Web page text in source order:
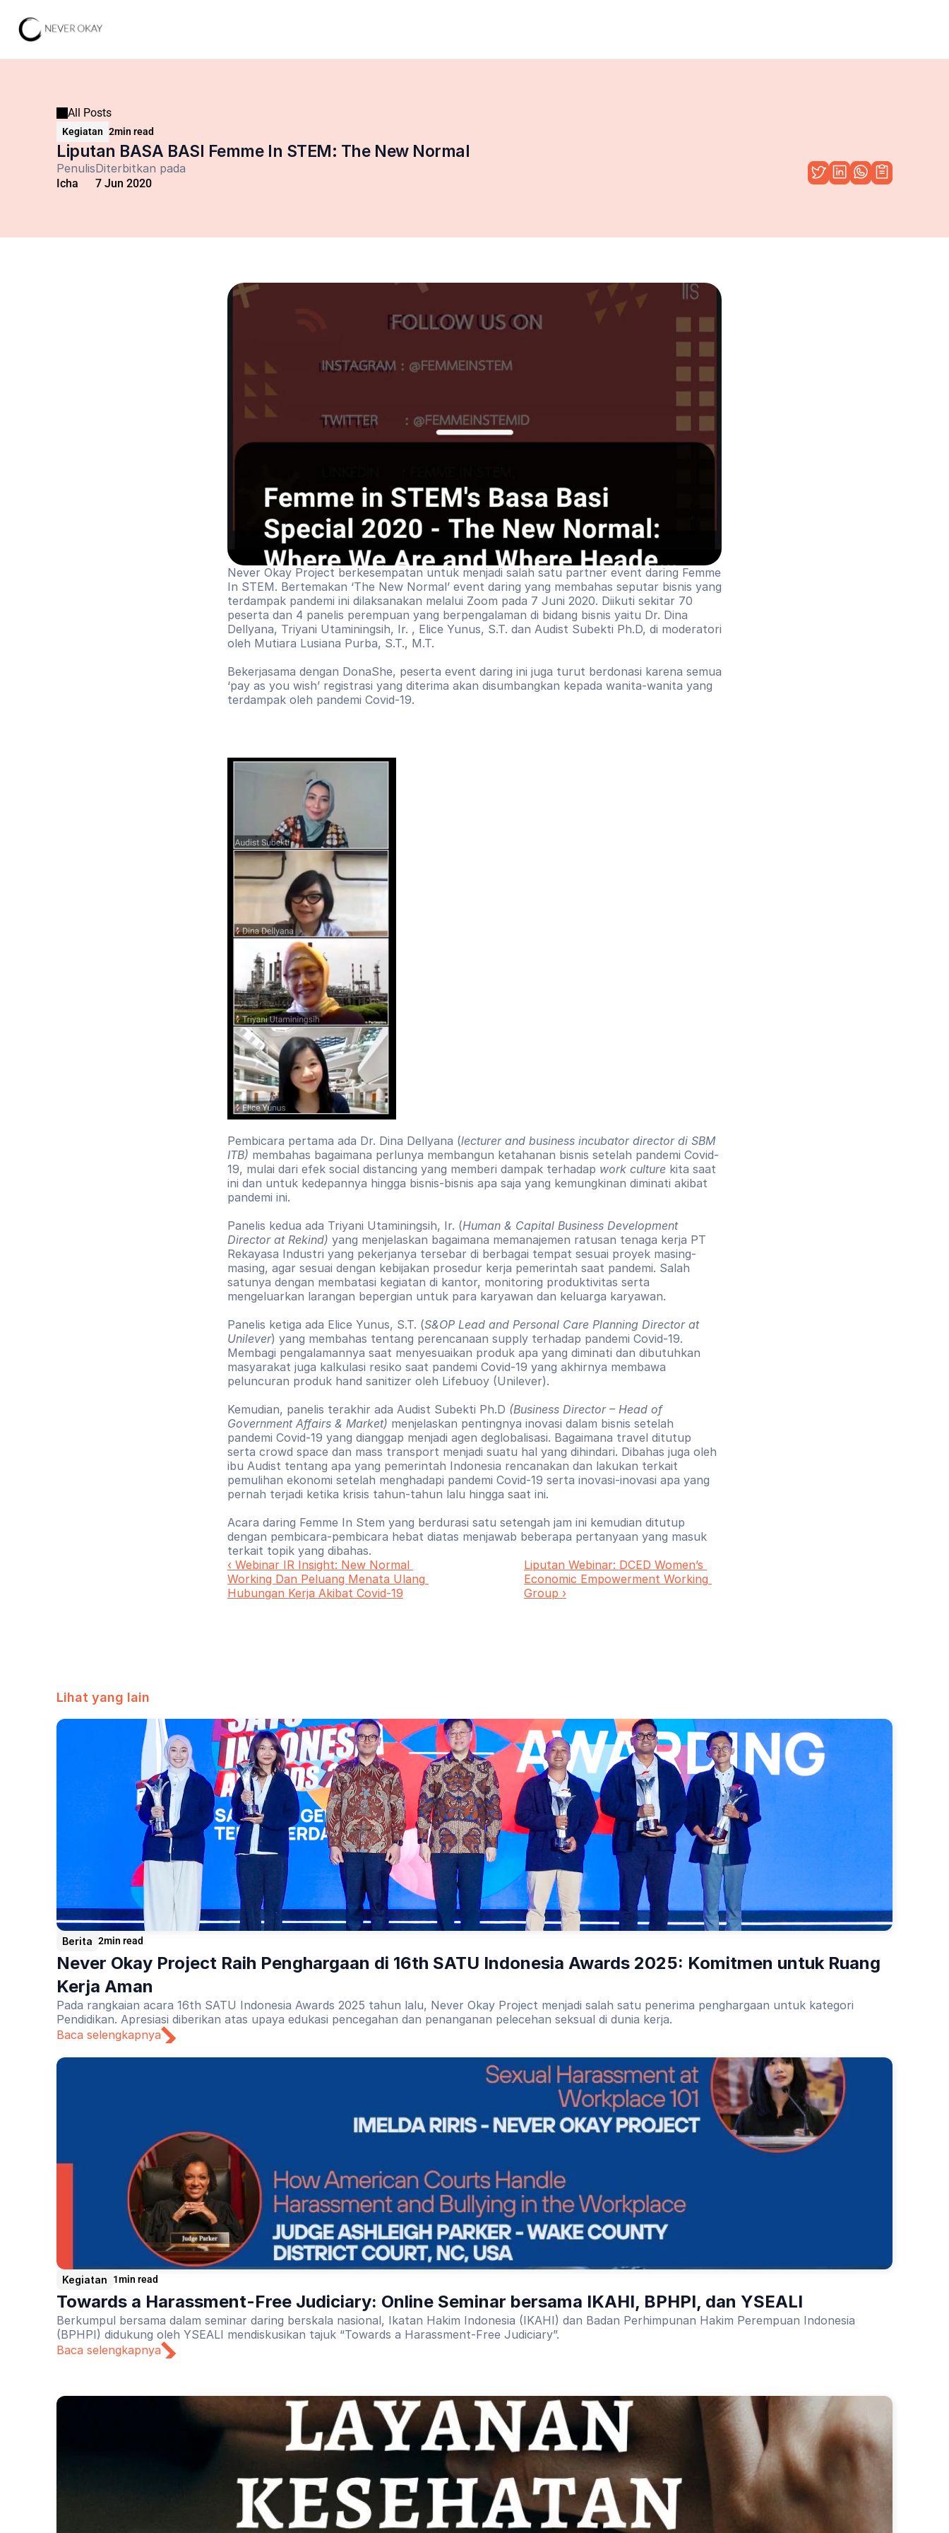
All Posts
Kegiatan 2min read
Liputan BASA BASI Femme In STEM: The New Normal
Penulis
Icha
Diterbitkan pada
7 Jun 2020
Never Okay Project berkesempatan untuk menjadi salah satu partner event daring Femme
In STEM. Bertemakan ‘The New Normal’ event daring yang membahas seputar bisnis yang
terdampak pandemi ini dilaksanakan melalui Zoom pada 7 Juni 2020. Diikuti sekitar 70
peserta dan 4 panelis perempuan yang berpengalaman di bidang bisnis yaitu Dr. Dina
Dellyana, Triyani Utaminingsih, Ir. , Elice Yunus, S.T. dan Audist Subekti Ph.D, di moderatori
oleh Mutiara Lusiana Purba, S.T., M.T.
Bekerjasama dengan DonaShe, peserta event daring ini juga turut berdonasi karena semua
‘pay as you wish’ registrasi yang diterima akan disumbangkan kepada wanita-wanita yang
terdampak oleh pandemi Covid-19.
Pembicara pertama ada Dr. Dina Dellyana (lecturer and business incubator director di SBM
ITB) membahas bagaimana perlunya membangun ketahanan bisnis setelah pandemi Covid-
19, mulai dari efek social distancing yang memberi dampak terhadap work culture kita saat
ini dan untuk kedepannya hingga bisnis-bisnis apa saja yang kemungkinan diminati akibat
pandemi ini.
Panelis kedua ada Triyani Utaminingsih, Ir. (Human & Capital Business Development
Director at Rekind) yang menjelaskan bagaimana memanajemen ratusan tenaga kerja PT
Rekayasa Industri yang pekerjanya tersebar di berbagai tempat sesuai proyek masing-
masing, agar sesuai dengan kebijakan prosedur kerja pemerintah saat pandemi. Salah
satunya dengan membatasi kegiatan di kantor, monitoring produktivitas serta
mengeluarkan larangan bepergian untuk para karyawan dan keluarga karyawan.
Panelis ketiga ada Elice Yunus, S.T. (S&OP Lead and Personal Care Planning Director at
Unilever) yang membahas tentang perencanaan supply terhadap pandemi Covid-19.
Membagi pengalamannya saat menyesuaikan produk apa yang diminati dan dibutuhkan
masyarakat juga kalkulasi resiko saat pandemi Covid-19 yang akhirnya membawa
peluncuran produk hand sanitizer oleh Lifebuoy (Unilever).
Kemudian, panelis terakhir ada Audist Subekti Ph.D (Business Director – Head of
Government Affairs & Market) menjelaskan pentingnya inovasi dalam bisnis setelah
pandemi Covid-19 yang dianggap menjadi agen deglobalisasi. Bagaimana travel ditutup
serta crowd space dan mass transport menjadi suatu hal yang dihindari. Dibahas juga oleh
ibu Audist tentang apa yang pemerintah Indonesia rencanakan dan lakukan terkait
pemulihan ekonomi setelah menghadapi pandemi Covid-19 serta inovasi-inovasi apa yang
pernah terjadi ketika krisis tahun-tahun lalu hingga saat ini.
Acara daring Femme In Stem yang berdurasi satu setengah jam ini kemudian ditutup
dengan pembicara-pembicara hebat diatas menjawab beberapa pertanyaan yang masuk
terkait topik yang dibahas.
‹ Webinar IR Insight: New Normal
Working Dan Peluang Menata Ulang
Hubungan Kerja Akibat Covid-19
Liputan Webinar: DCED Women’s
Economic Empowerment Working
Group ›
Lihat yang lain
Berita 2min read
Never Okay Project Raih Penghargaan di 16th SATU Indonesia Awards 2025: Komitmen untuk Ruang
Kerja Aman
Pada rangkaian acara 16th SATU Indonesia Awards 2025 tahun lalu, Never Okay Project menjadi salah satu penerima penghargaan untuk kategori
Pendidikan. Apresiasi diberikan atas upaya edukasi pencegahan dan penanganan pelecehan seksual di dunia kerja.
Baca selengkapnya
Kegiatan 1min read
Towards a Harassment-Free Judiciary: Online Seminar bersama IKAHI, BPHPI, dan YSEALI
Berkumpul bersama dalam seminar daring berskala nasional, Ikatan Hakim Indonesia (IKAHI) dan Badan Perhimpunan Hakim Perempuan Indonesia
(BPHPI) didukung oleh YSEALI mendiskusikan tajuk “Towards a Harassment-Free Judiciary”.
Baca selengkapnya